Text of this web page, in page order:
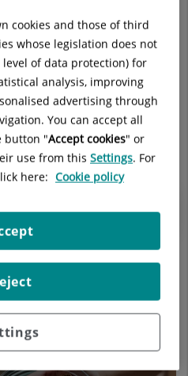
23
27 28 29 30
3 4 5 6
indicado.
cookies and those of third
whose legislation does not
of data protection) for
analysis, improving
advertising through
You can accept all
button "Accept cookies" or
use from this Settings. For
here: Cookie policy